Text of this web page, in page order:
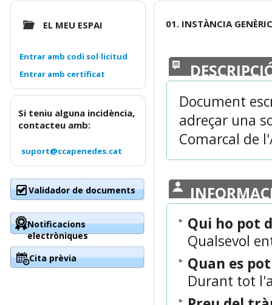
01. INSTÀNCIA
Document
adreçar una
Comarcal de
Qui ho pot
Qualsevol
Quan es
Durant tot
EL MEU ESPAI
Entrar amb codi sol·licitud
Si teniu alguna incidència,
contacteu amb:
suport@ccapenedes.cat
Validador de documents
Notificacions
electròniques
Cita prèvia